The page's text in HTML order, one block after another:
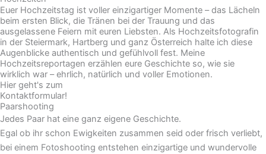
Euer Hochzeitstag ist voller einzigartiger Momente – das Lächeln
beim ersten Blick, die Tränen bei der Trauung und das
ausgelassene Feiern mit euren Liebsten. Als Hochzeitsfotografin
in der Steiermark, Hartberg und ganz Österreich halte ich diese
Augenblicke authentisch und gefühlvoll fest. Meine
Hochzeitsreportagen erzählen eure Geschichte so, wie sie
wirklich war – ehrlich, natürlich und voller Emotionen.
Hier geht's zum
Kontaktformular!
Paarshooting
Jedes Paar hat eine ganz eigene Geschichte.
Egal ob ihr schon Ewigkeiten zusammen seid oder frisch verliebt,
bei einem Fotoshooting entstehen einzigartige und wundervolle